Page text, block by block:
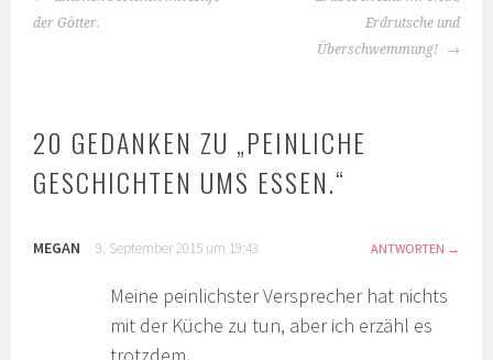
NAVIGATION
der Götter.
Erdrutsche und
Überschwemmung!
20 GEDANKEN ZU „PEINLICHE
GESCHICHTEN UMS ESSEN.“
MEGAN 9. September 2015 um 19:43 ANTWORTEN
Meine peinlichster Versprecher hat nichts
mit der Küche zu tun, aber ich erzähl es
trotzdem.